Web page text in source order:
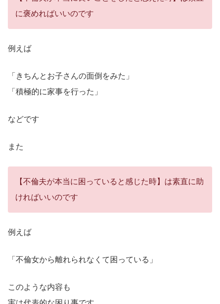
に褒めればいいのです
例えば
「きちんとお子さんの面倒をみた」
「積極的に家事を行った」
などです
また
【不倫夫が本当に困っていると感じた時】は素直に助
ければいいのです
例えば
「不倫女から離れられなくて困っている」
このような内容も